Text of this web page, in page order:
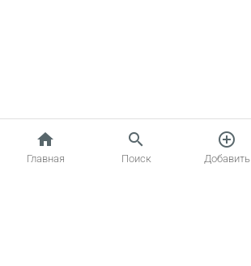
home
Главная
search
Поиск
add_circle_outline
Добавить